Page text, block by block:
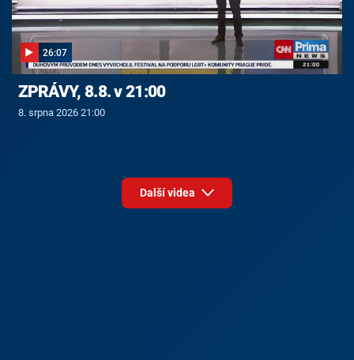
26:07
ZPRÁVY, 8.8. v 21:00
8. srpna 2026 21:00
Další videa